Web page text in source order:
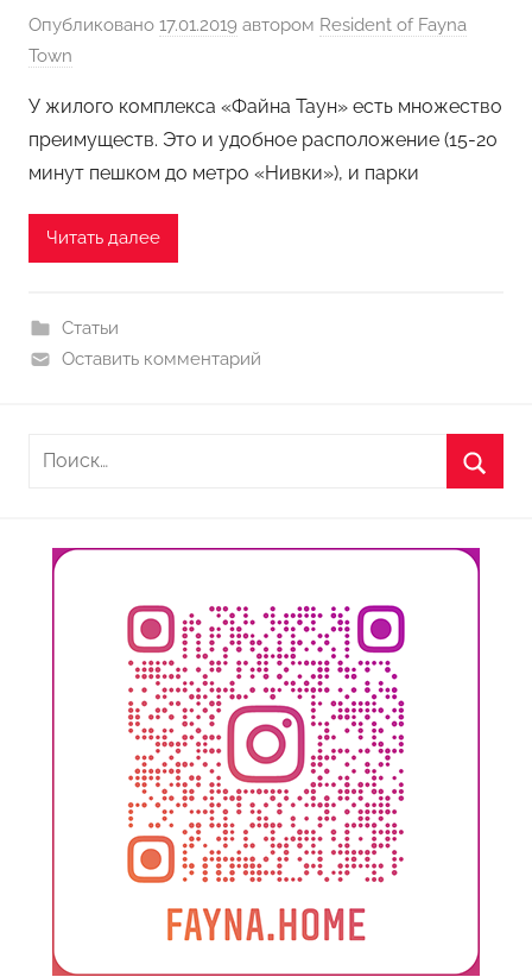
Опубликовано 17.01.2019 автором Resident of Fayna
Town
У жилого комплекса «Файна Таун» есть множество
преимуществ. Это и удобное расположение (15-20
минут пешком до метро «Нивки»), и парки
Читать далее
Статьи
Оставить комментарий
Найти: